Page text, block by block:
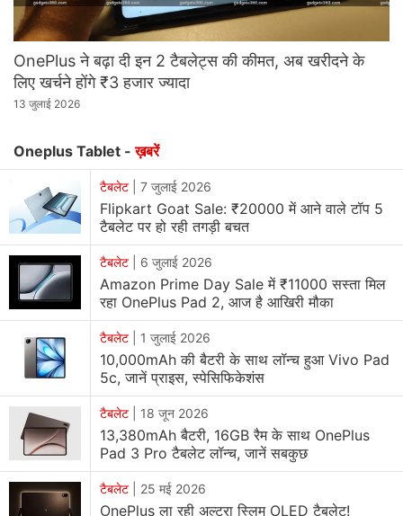
OnePlus ने बढ़ा दी इन 2 टैबलेट्स की कीमत, अब खरीदने के
लिए खर्चने होंगे ₹3 हजार ज्यादा
13 जुलाई 2026
Oneplus Tablet -ख़बरें
टैबलेट 7 जुलाई 2026
Flipkart Goat Sale: ₹20000 में आने वाले टॉप 5
टैबलेट पर हो रही तगड़ी बचत
टैबलेट 6 जुलाई 2026
Amazon Prime Day Sale में ₹11000 सस्ता मिल
रहा OnePlus Pad 2, आज है आखिरी मौका
टैबलेट 1 जुलाई 2026
10,000mAh की बैटरी के साथ लॉन्च हुआ Vivo Pad
5c, जानें प्राइस, स्पेसिफिकेशंस
टैबलेट 18 जून 2026
13,380mAh बैटरी, 16GB रैम के साथ OnePlus
Pad 3 Pro टैबलेट लॉन्च, जानें सबकुछ
टैबलेट 25 मई 2026
OnePlus ला रही अल्ट्रा स्लिम OLED टैबलेट!